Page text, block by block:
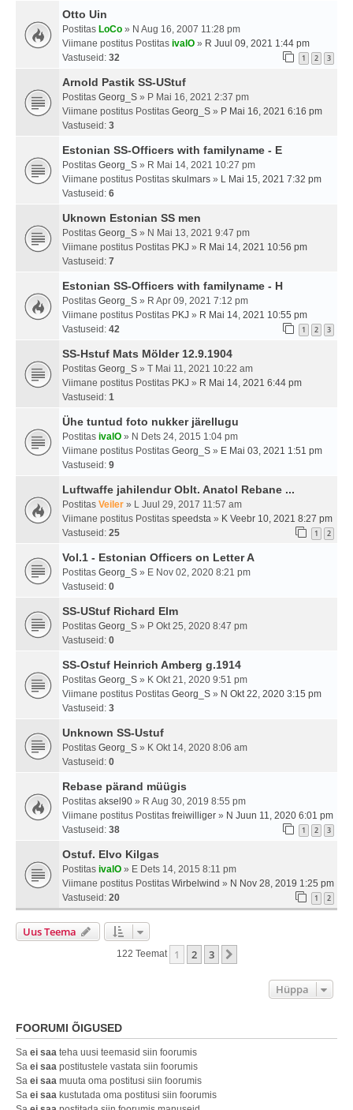
Otto Uin
Postitas LoCo » N Aug 16, 2007 11:28 pm
Viimane postitus Postitas ivalO » R Juul 09, 2021 1:44 pm
Vastuseid: 32 1 2 3
Arnold Pastik SS-UStuf
Postitas Georg_S » P Mai 16, 2021 2:37 pm
Viimane postitus Postitas Georg_S » P Mai 16, 2021 6:16 pm
Vastuseid: 3
Estonian SS-Officers with familyname - E
Postitas Georg_S » R Mai 14, 2021 10:27 pm
Viimane postitus Postitas skulmars » L Mai 15, 2021 7:32 pm
Vastuseid: 6
Uknown Estonian SS men
Postitas Georg_S » N Mai 13, 2021 9:47 pm
Viimane postitus Postitas PKJ » R Mai 14, 2021 10:56 pm
Vastuseid: 7
Estonian SS-Officers with familyname - H
Postitas Georg_S » R Apr 09, 2021 7:12 pm
Viimane postitus Postitas PKJ » R Mai 14, 2021 10:55 pm
Vastuseid: 42 1 2 3
SS-Hstuf Mats Mölder 12.9.1904
Postitas Georg_S » T Mai 11, 2021 10:22 am
Viimane postitus Postitas PKJ » R Mai 14, 2021 6:44 pm
Vastuseid: 1
Ühe tuntud foto nukker järellugu
Postitas ivalO » N Dets 24, 2015 1:04 pm
Viimane postitus Postitas Georg_S » E Mai 03, 2021 1:51 pm
Vastuseid: 9
Luftwaffe jahilendur Oblt. Anatol Rebane ...
Postitas Veiler » L Juul 29, 2017 11:57 am
Viimane postitus Postitas speedsta » K Veebr 10, 2021 8:27 pm
Vastuseid: 25 1 2
Vol.1 - Estonian Officers on Letter A
Postitas Georg_S » E Nov 02, 2020 8:21 pm
Vastuseid: 0
SS-UStuf Richard Elm
Postitas Georg_S » P Okt 25, 2020 8:47 pm
Vastuseid: 0
SS-Ostuf Heinrich Amberg g.1914
Postitas Georg_S » K Okt 21, 2020 9:51 pm
Viimane postitus Postitas Georg_S » N Okt 22, 2020 3:15 pm
Vastuseid: 3
Unknown SS-Ustuf
Postitas Georg_S » K Okt 14, 2020 8:06 am
Vastuseid: 0
Rebase pärand müügis
Postitas aksel90 » R Aug 30, 2019 8:55 pm
Viimane postitus Postitas freiwilliger » N Juun 11, 2020 6:01 pm
Vastuseid: 38 1 2 3
Ostuf. Elvo Kilgas
Postitas ivalO » E Dets 14, 2015 8:11 pm
Viimane postitus Postitas Wirbelwind » N Nov 28, 2019 1:25 pm
Vastuseid: 20 1 2
Uus Teema
122 Teemat 1 2 3
Hüppa
FOORUMI ÕIGUSED
Sa ei saa teha uusi teemasid siin foorumis
Sa ei saa postitustele vastata siin foorumis
Sa ei saa muuta oma postitusi siin foorumis
Sa ei saa kustutada oma postitusi siin foorumis